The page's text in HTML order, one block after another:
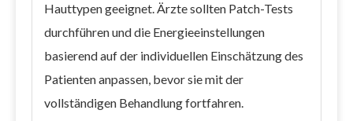
Hauttypen geeignet. Ärzte sollten Patch-Tests
durchführen und die Energieeinstellungen
basierend auf der individuellen Einschätzung des
Patienten anpassen, bevor sie mit der
vollständigen Behandlung fortfahren.